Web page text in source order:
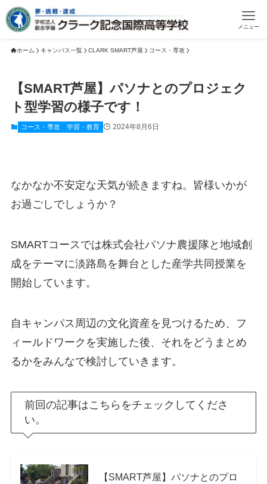
メニュー
ホーム キャンパス一覧 CLARK SMART芦屋 コース・専攻
【SMART芦屋】パソナとのプロジェク
ト型学習の様子です！
コース・専攻 学習・教育 2024年8月6日
なかなか不安定な天気が続きますね。皆様いかが
お過ごしでしょうか？
SMARTコースでは株式会社パソナ農援隊と地域創
成をテーマに淡路島を舞台とした産学共同授業を
開始しています。
自キャンパス周辺の文化資産を見つけるため、フ
ィールドワークを実施した後、それをどうまとめ
るかをみんなで検討していきます。
前回の記事はこちらをチェックしてくださ
い。
【SMART芦屋】パソナとのプロ